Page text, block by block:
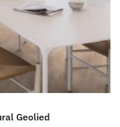
Geolied